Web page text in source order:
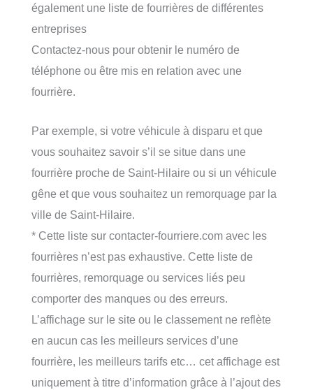
également une liste de fourrières de différentes
entreprises
Contactez-nous pour obtenir le numéro de
téléphone ou être mis en relation avec une
fourrière.
Par exemple, si votre véhicule à disparu et que
vous souhaitez savoir s’il se situe dans une
fourrière proche de Saint-Hilaire ou si un véhicule
gêne et que vous souhaitez un remorquage par la
ville de Saint-Hilaire.
* Cette liste sur contacter-fourriere.com avec les
fourrières n’est pas exhaustive. Cette liste de
fourrières, remorquage ou services liés peu
comporter des manques ou des erreurs.
L’affichage sur le site ou le classement ne reflète
en aucun cas les meilleurs services d’une
fourrière, les meilleurs tarifs etc… cet affichage est
uniquement à titre d’information grâce à l’ajout des